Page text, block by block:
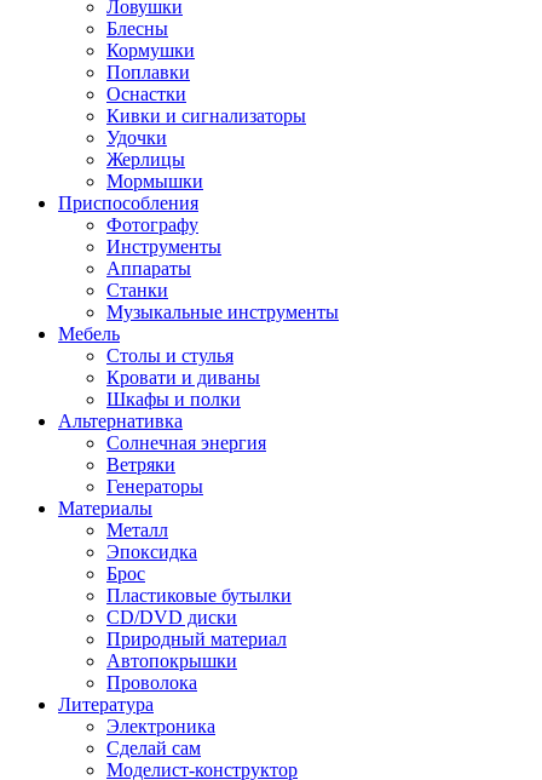
Ловушки
Блесны
Кормушки
Поплавки
Оснастки
Кивки и сигнализаторы
Удочки
Жерлицы
Мормышки
Приспособления
Фотографу
Инструменты
Аппараты
Станки
Музыкальные инструменты
Мебель
Столы и стулья
Кровати и диваны
Шкафы и полки
Альтернативка
Солнечная энергия
Ветряки
Генераторы
Материалы
Металл
Эпоксидка
Брос
Пластиковые бутылки
CD/DVD диски
Природный материал
Автопокрышки
Проволока
Литература
Электроника
Сделай сам
Моделист-конструктор